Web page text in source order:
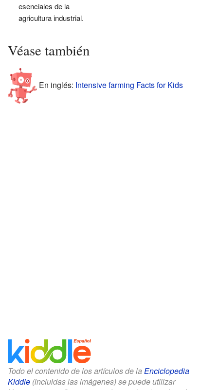
esenciales de la
agricultura industrial.
Véase también
En inglés: Intensive farming Facts for Kids
Todo el contenido de los artículos de la Enciclopedia
Kiddle (incluidas las imágenes) se puede utilizar